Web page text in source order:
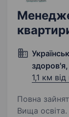
1,1 км
Повна
Вища освіта. Позиція: менеджерка соціальної